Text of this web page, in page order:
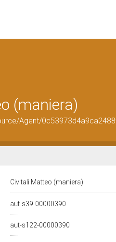
(maniera)
Agent/
Civitali Matteo (maniera)
aut-s39-00000390
aut-s122-00000390